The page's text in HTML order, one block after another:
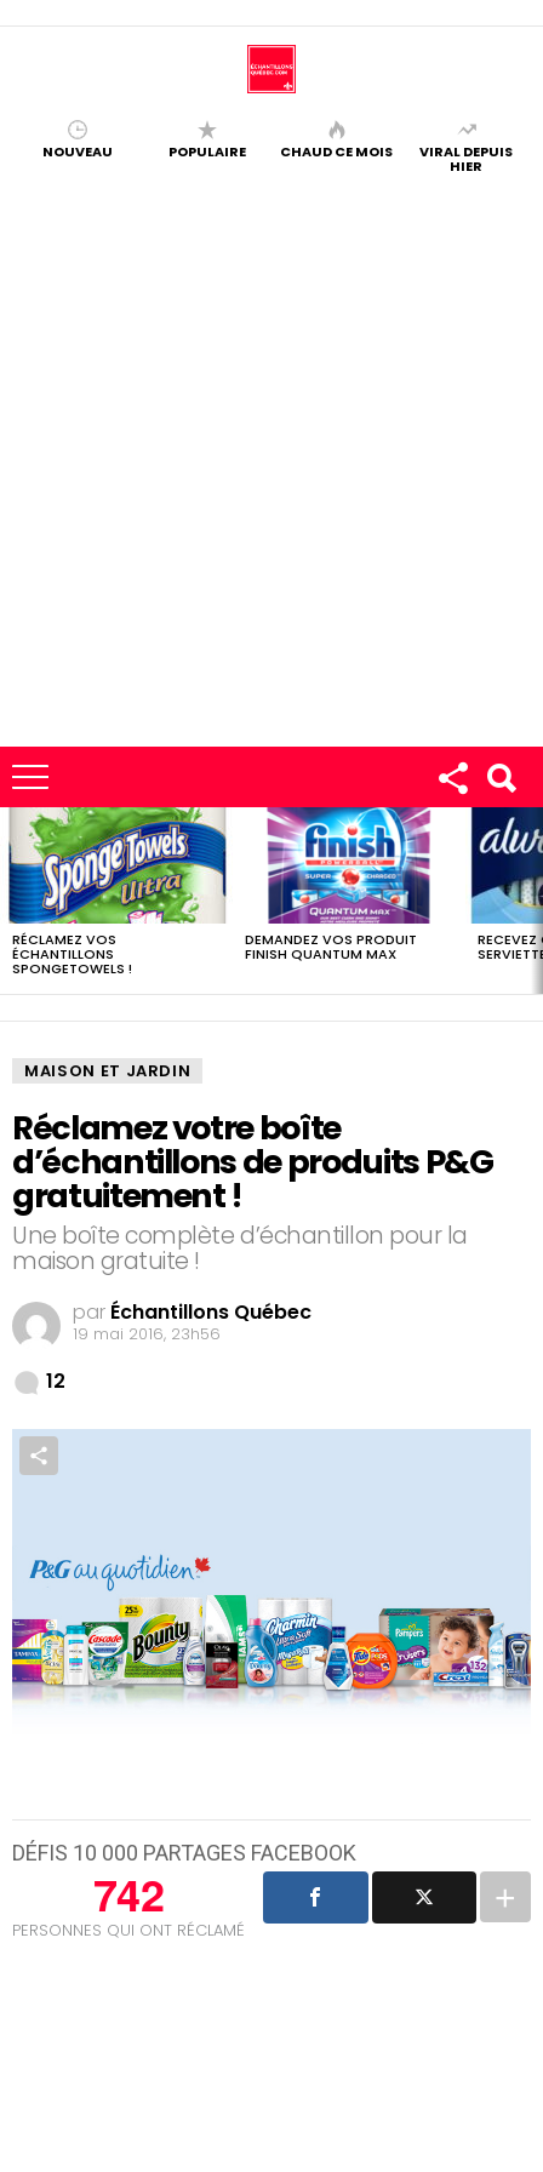
NOUVEAU POPULAIRE CHAUD CE MOIS VIRAL DEPUIS
HIER
LES
DERNIERS
ÉCHANTILLONS
RÉCLAMEZ VOS
ÉCHANTILLONS
SPONGETOWELS !
DEMANDEZ VOS PRODUIT
FINISH QUANTUM MAX
MAISON ET JARDIN
Réclamez votre boîte
d’échantillons de produits P&G
gratuitement !
Une boîte complète d’échantillon pour la
maison gratuite !
par Échantillons Québec
19 mai 2016, 23h56
12
DÉFIS 10 000 PARTAGES FACEBOOK
742
PERSONNES QUI ONT RÉCLAMÉ